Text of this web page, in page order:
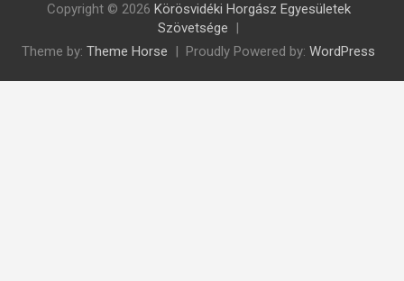
Copyright © 2026 Körösvidéki Horgász Egyesületek
Szövetsége
Theme by: Theme Horse Proudly Powered by: WordPress